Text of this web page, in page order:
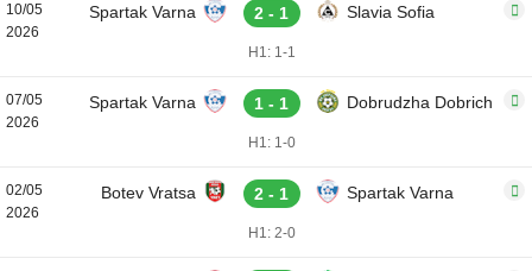
10/05
2026
Spartak Varna 2 - 1 Slavia Sofia
H1: 1-1
07/05
2026
Spartak Varna 1 - 1 Dobrudzha Dobrich
H1: 1-0
02/05
2026
Botev Vratsa 2 - 1 Spartak Varna
H1: 2-0